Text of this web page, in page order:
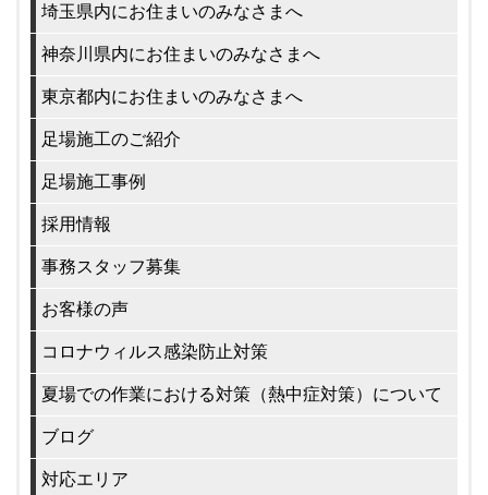
埼玉県内にお住まいのみなさまへ
神奈川県内にお住まいのみなさまへ
東京都内にお住まいのみなさまへ
足場施工のご紹介
足場施工事例
採用情報
事務スタッフ募集
お客様の声
コロナウィルス感染防止対策
夏場での作業における対策（熱中症対策）について
ブログ
対応エリア